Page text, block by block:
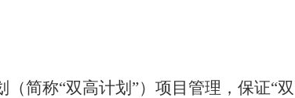
简称“双高计划”）项目管理，保证“